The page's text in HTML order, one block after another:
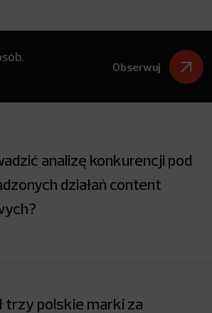
Obserwuj
analizę konkurencji pod
działań content
trzy polskie marki za